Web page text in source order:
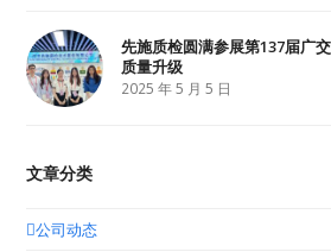
先施质检圆满参展第137届广
质量升级
2025 年 5 月 5 日
文章分类
公司动态